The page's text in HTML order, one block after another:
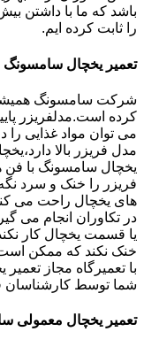
باشد که ما با داشتن
را ثابت کرده ایم.
تعمیر یخچال سامسونگ
شرکت سامسونگ همیشه
کرده است.مدلفریزر
می توان مواد غذایی
مدل فریزر بالا
یخچال سامسونگ با فن
فریزر را خنک و سرد
های یخچال راحت می
در تکاوران انجام می
یا قسمت یخچال کار
خنک نکند که ممکن است
با تعمیرگاه مجاز
شما توسط کارشناسان
تعمیر یخچال معمولی